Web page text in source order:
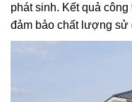
phát sinh. Kết quả
đảm bảo chất lượng sử